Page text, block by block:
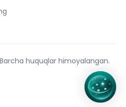
huquqlar himoyalangan.